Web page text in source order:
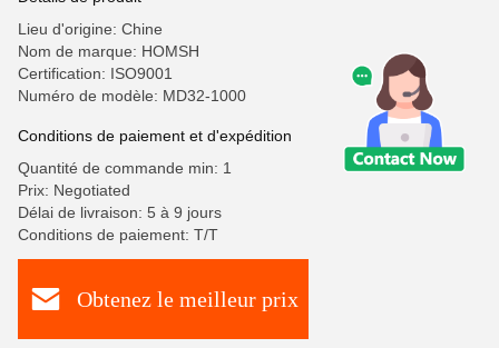
Lieu d'origine: Chine
Nom de marque: HOMSH
Certification: ISO9001
Numéro de modèle: MD32-1000
Conditions de paiement et d'expédition
Quantité de commande min: 1
Prix: Negotiated
Délai de livraison: 5 à 9 jours
Conditions de paiement: T/T
Obtenez le meilleur prix